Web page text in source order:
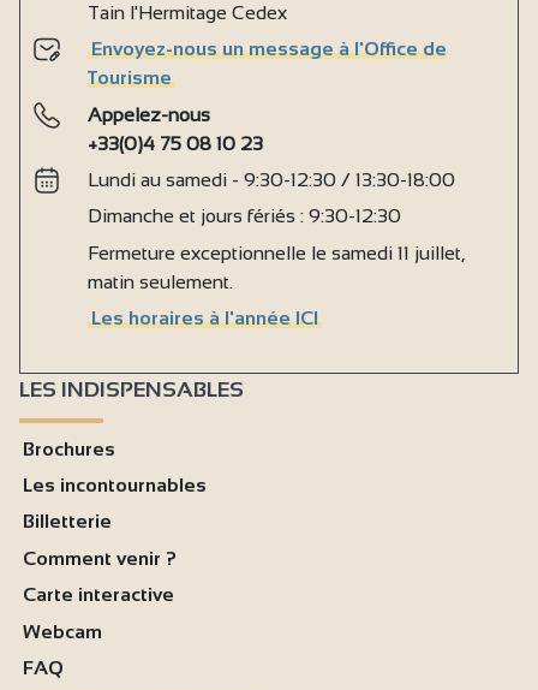
Tain l'Hermitage Cedex
Envoyez-nous un message à l'Office de
Tourisme
Appelez-nous
+33(0)4 75 08 10 23
Lundi au samedi - 9:30-12:30 / 13:30-18:00
Dimanche et jours fériés : 9:30-12:30
Fermeture exceptionnelle le samedi 11 juillet,
matin seulement.
Les horaires à l'année ICI
LES INDISPENSABLES
Brochures
Les incontournables
Billetterie
Comment venir ?
Carte interactive
Webcam
FAQ